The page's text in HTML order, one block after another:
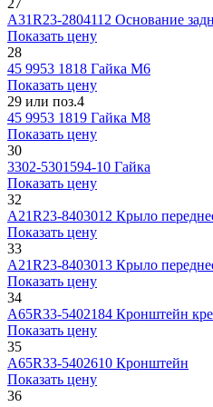
А31R23-2804112 Основание
Показать цену
28
45 9953 1818 Гайка М6
Показать цену
29 или поз.4
45 9953 1819 Гайка М8
Показать цену
30
3302-5301594-10 Гайка
Показать цену
32
А21R23-8403012 Крыло
Показать цену
33
А21R23-8403013 Крыло
Показать цену
34
А65R33-5402184 Кронштейн
Показать цену
35
А65R33-5402610 Кронштейн
Показать цену
36